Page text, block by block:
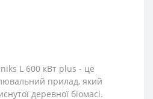
L 600 кВт plus - це
прилад, який
деревної біомасі.